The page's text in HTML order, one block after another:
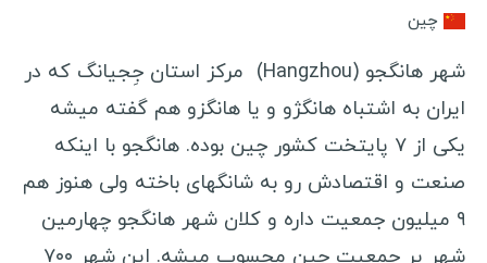
مشاوره
نویسنده مهمان
ویزا شینگن هلند
ویزا شینگن فرانسه
ویزا شینگن یونان
چین
شهر هانگجو (Hangzhou) مرکز استان جِجیانگ که در
ایران به اشتباه هانگژو و یا هانگزو هم گفته میشه
یکی از ۷ پایتخت کشور چین بوده. هانگجو با اینكه
صنعت و اقتصادش رو به شانگهای باخته ولی هنوز هم
۹ میلیون جمعیت داره و کلان شهر هانگجو چهارمین
شهر پر جمعیت چین محسوب میشه. این شهر ٧٠٠